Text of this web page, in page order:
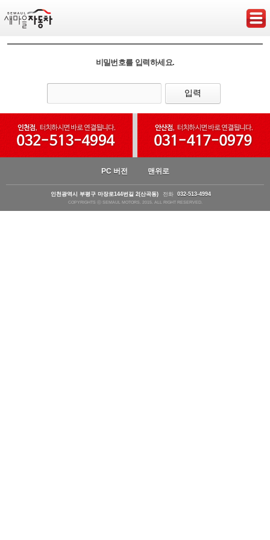
비밀번호를 입력하세요.
PC 버전 맨위로
인천광역시 부평구 마장로144번길 2(산곡동) 전화 032-513-4994
COPYRIGHTS ⓒ SEMAUL MOTORS. 2015. ALL RIGHT RESERVED.